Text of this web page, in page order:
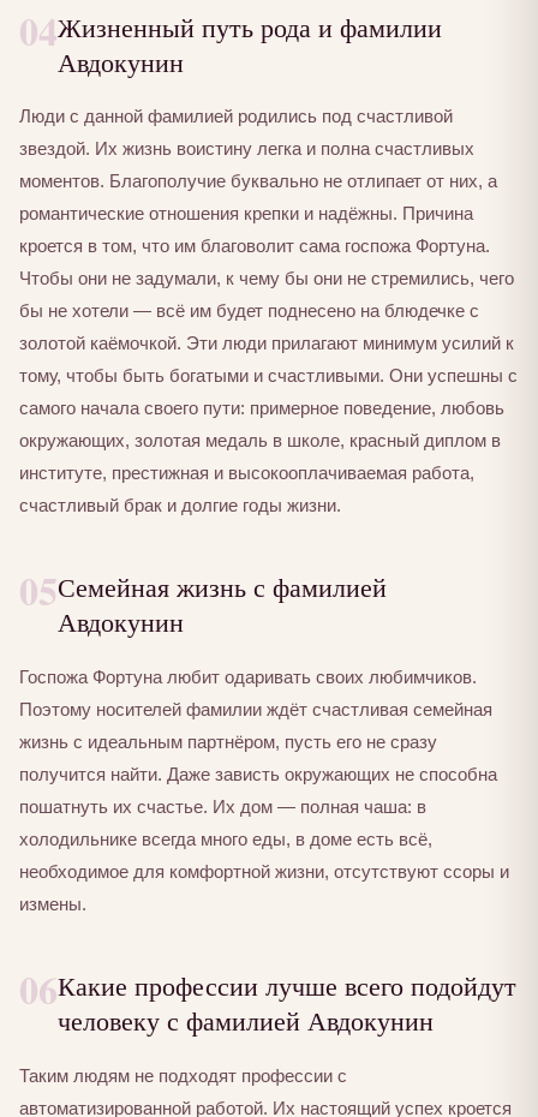
04Жизненный путь рода и фамилии
Авдокунин
Люди с данной фамилией родились под счастливой
звездой. Их жизнь воистину легка и полна счастливых
моментов. Благополучие буквально не отлипает от них, а
романтические отношения крепки и надёжны. Причина
кроется в том, что им благоволит сама госпожа Фортуна.
Чтобы они не задумали, к чему бы они не стремились, чего
бы не хотели — всё им будет поднесено на блюдечке с
золотой каёмочкой. Эти люди прилагают минимум усилий к
тому, чтобы быть богатыми и счастливыми. Они успешны с
самого начала своего пути: примерное поведение, любовь
окружающих, золотая медаль в школе, красный диплом в
институте, престижная и высокооплачиваемая работа,
счастливый брак и долгие годы жизни.
05Семейная жизнь с фамилией
Авдокунин
Госпожа Фортуна любит одаривать своих любимчиков.
Поэтому носителей фамилии ждёт счастливая семейная
жизнь с идеальным партнёром, пусть его не сразу
получится найти. Даже зависть окружающих не способна
пошатнуть их счастье. Их дом — полная чаша: в
холодильнике всегда много еды, в доме есть всё,
необходимое для комфортной жизни, отсутствуют ссоры и
измены.
06Какие профессии лучше всего подойдут
человеку с фамилией Авдокунин
Таким людям не подходят профессии с
автоматизированной работой. Их настоящий успех кроется